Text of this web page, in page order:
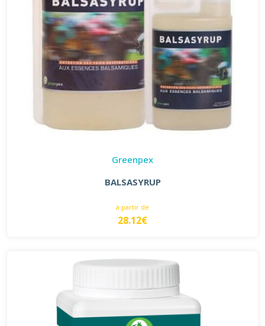
Greenpex
BALSASYRUP
à partir de
28.12€